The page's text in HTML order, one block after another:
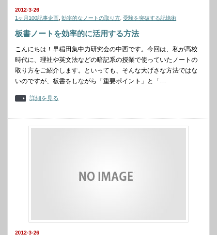
2012-3-26
1ヶ月100記事企画 効率的なノートの取り方 受験を突破する記憶術
板書ノートを効率的に活用する方法
こんにちは！早稲田集中力研究会の中西です。今回は、私が高校
時代に、理社や英文法などの暗記系の授業で使っていたノートの
取り方をご紹介します。といっても、そんな大げさな方法ではな
いのですが、板書をしながら「重要ポイント」と「…
詳細を見る
2012-3-26